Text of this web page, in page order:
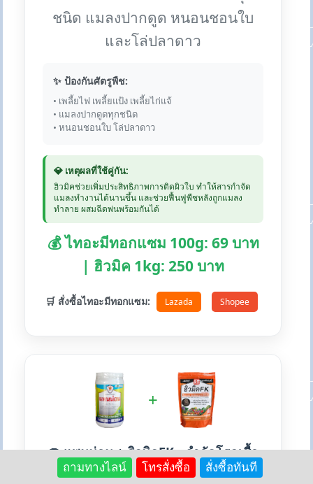
ชนิด แมลงปากดูด หนอนชอนใบ
และโล่ปลาดาว
✨ ป้องกันศัตรูพืช:
• เพลี้ยไฟ เพลี้ยแป้ง เพลี้ยไก่แจ้
• แมลงปากดูดทุกชนิด
• หนอนชอนใบ โล่ปลาดาว
💎 เหตุผลที่ใช้คู่กัน:
ฮิวมิคช่วยเพิ่มประสิทธิภาพการติดผิวใบ ทำให้สารกำจัด
แมลงทำงานได้นานขึ้น และช่วยฟื้นฟูพืชหลังถูกแมลง
ทำลาย ผสมฉีดพ่นพร้อมกันได้
💰 ไทอะมีทอกแซม 100g: 69 บาท
| ฮิวมิค 1kg: 250 บาท
🛒 สั่งซื้อไทอะมีทอกแซม: Lazada Shopee
+
🍄 แพนน่อน + ฮิวมิคFK - กำจัดโรคเชื้อ
รา
ถามทางไลน์ โทรสั่งซื้อ สั่งซื้อทันที